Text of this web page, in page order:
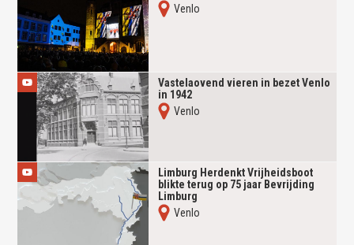
Venlo
Vastelaovend vieren in bezet Venlo
in 1942
Venlo
Limburg Herdenkt Vrijheidsboot
blikte terug op 75 jaar Bevrijding
Limburg
Venlo